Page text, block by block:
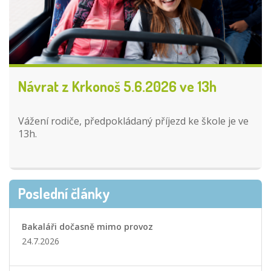
Návrat z Krkonoš 5.6.2026 ve 13h
Vážení rodiče, předpokládaný příjezd ke škole je ve
13h.
Poslední články
Bakaláři dočasně mimo provoz
24.7.2026